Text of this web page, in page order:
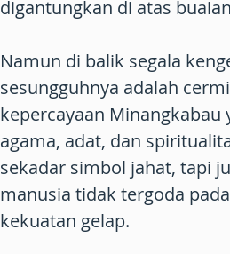
digantungkan di atas
Namun di balik segala
sesungguhnya adalah
kepercayaan Minangkabau
agama, adat, dan
sekadar simbol jahat, tapi
manusia tidak tergoda
kekuatan gelap.